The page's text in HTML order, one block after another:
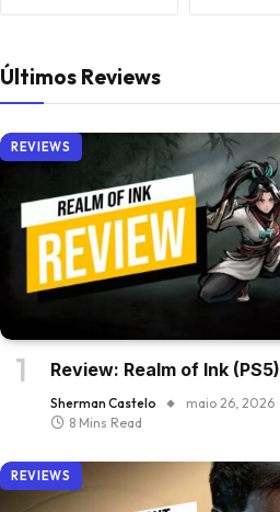
Últimos Reviews
REVIEWS
Review: Realm of Ink (PS5)
Sherman Castelo
maio 26, 2026
8 Mins Read
REVIEWS